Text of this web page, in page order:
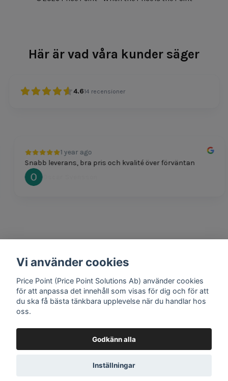
Här är vad våra kunder säger
4.614 recensioner
1 year ago
Snabb leverans, bra pris och kvalité över förväntan
Oscar Svensson
1 year ago
Mathias Johansson
Google review widgetby
Vi använder cookies
Price Point (Price Point Solutions Ab) använder cookies
för att anpassa det innehåll som visas för dig och för att
du ska få bästa tänkbara upplevelse när du handlar hos
oss.
Godkänn alla
Inställningar